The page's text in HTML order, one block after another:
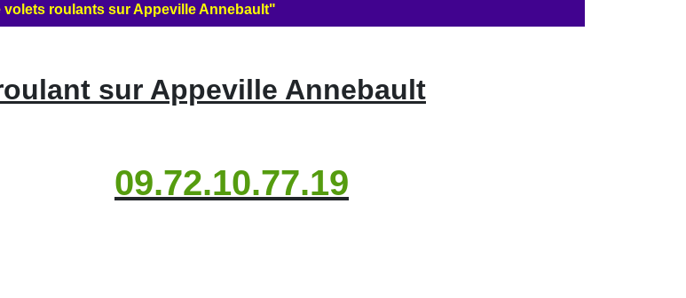
volets roulants sur Appeville Annebault"
sur Appeville Annebault
09.72.10.77.19